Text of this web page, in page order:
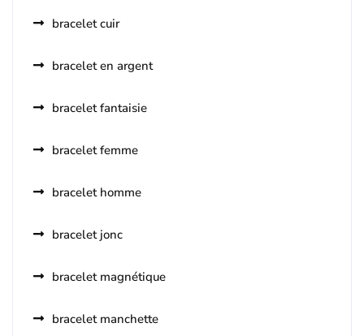
bracelet cuir
bracelet en argent
bracelet fantaisie
bracelet femme
bracelet homme
bracelet jonc
bracelet magnétique
bracelet manchette